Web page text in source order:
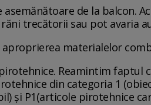
de la balcon.
trecătorii sau pot avaria
materialelor
Reamintim faptul
din categoria 1
şi P1(articole pirotehnice